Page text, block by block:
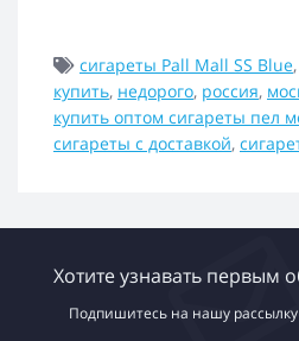
сигареты Pall Mall SS Blue,
купить, недорого, россия,
купить оптом сигареты пел
сигареты с доставкой,
Хотите узнавать первым
Подпишитесь на нашу рассылку